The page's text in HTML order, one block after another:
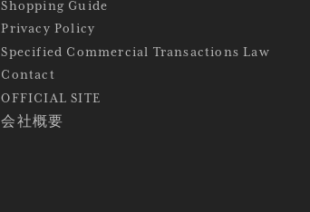
Shopping Guide
Privacy Policy
Specified Commercial Transactions Law
Contact
OFFICIAL SITE
会社概要